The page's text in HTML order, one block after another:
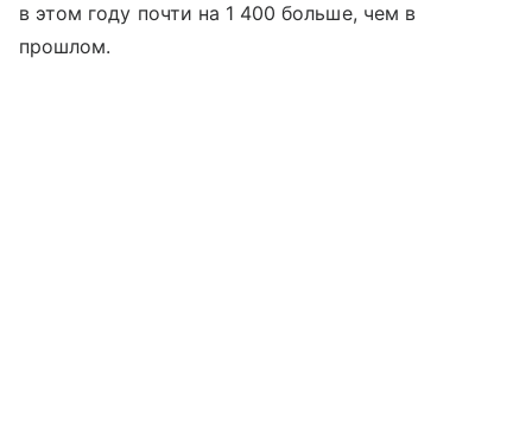
в этом году почти на 1 400 больше, чем в
прошлом.